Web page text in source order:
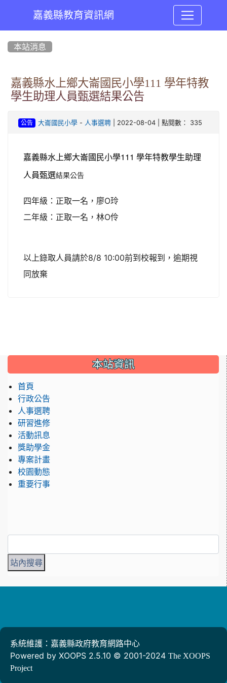
嘉義縣教育資訊網
本站消息
嘉義縣水上鄉大崙國民小學111 學年特教
學生助理人員甄選結果公告
公告 大崙國民小學- 人事選聘| 2022-08-04 | 點閱數： 335
嘉義縣水上鄉大崙國民小學111 學年特教學生助理
人員甄選結果公告
四年級：正取一名，廖O玲
二年級：正取一名，林O伶
以上錄取人員請於8/8 10:00前到校報到，逾期視
同放棄
::: 本站資訊
首頁
行政公告
人事選聘
研習進修
活動訊息
獎助學金
專案計畫
校園動態
重要行事
系統維護：嘉義縣政府教育網路中心
Powered by XOOPS 2.5.10 © 2001-2024 The XOOPS
Project